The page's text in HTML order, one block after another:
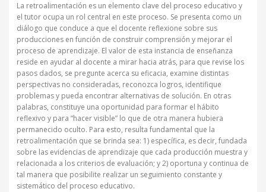
La retroalimentación es un elemento clave del proceso educativo y
el tutor ocupa un rol central en este proceso. Se presenta como un
diálogo que conduce a que el docente reflexione sobre sus
producciones en función de construir comprensión y mejorar el
proceso de aprendizaje. El valor de esta instancia de enseñanza
reside en ayudar al docente a mirar hacia atrás, para que revise los
pasos dados, se pregunte acerca su eficacia, examine distintas
perspectivas no consideradas, reconozca logros, identifique
problemas y pueda encontrar alternativas de solución. En otras
palabras, constituye una oportunidad para formar el hábito
reflexivo y para “hacer visible” lo que de otra manera hubiera
permanecido oculto. Para esto, resulta fundamental que la
retroalimentación que se brinda sea: 1) específica, es decir, fundada
sobre las evidencias de aprendizaje que cada producción muestra y
relacionada a los criterios de evaluación; y 2) oportuna y continua de
tal manera que posibilite realizar un seguimiento constante y
sistemático del proceso educativo.